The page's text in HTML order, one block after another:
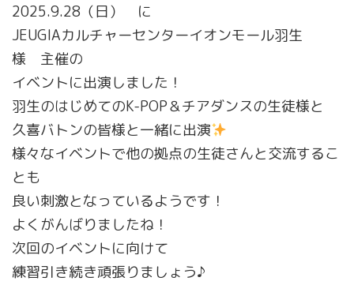
2025.9.28（日） に
JEUGIAカルチャーセンターイオンモール羽生
様 主催の
イベントに出演しました！
羽生のはじめてのK-POP＆チアダンスの生徒様と
久喜バトンの皆様と一緒に出演
様々なイベントで他の拠点の生徒さんと交流するこ
とも
良い刺激となっているようです！
よくがんばりましたね！
次回のイベントに向けて
練習引き続き頑張りましょう♪